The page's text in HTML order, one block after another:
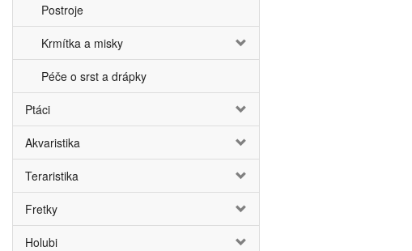
Postroje
Krmítka a misky
Péče o srst a drápky
Ptáci
Akvaristika
Teraristika
Fretky
Holubi